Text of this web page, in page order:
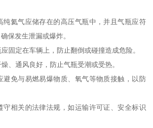
纯氦气应储存在的高压气瓶中，并且气瓶应符
保发生泄漏或爆炸。
固定在车辆上，防止翻倒或碰撞造成危险。
、通风良好，防止气瓶受潮或受热。
避免与易燃易爆物质、氧气等物质接触，以防
守相关的法律法规，如运输许可证、安全标识